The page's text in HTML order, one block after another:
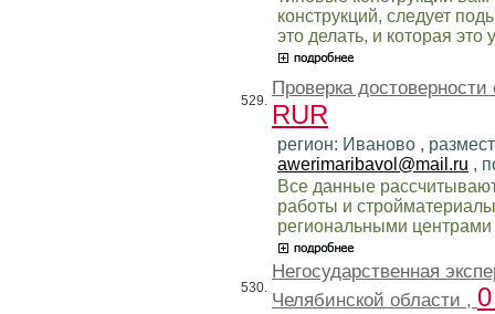
конструкций, следует
это делать, и которая это
529.
Проверка
RUR
регион: Иваново ,
awerimaribavol@mail.ru ,
Все данные
работы и
региональными
530.
Негосударственная
Челябинской области ,